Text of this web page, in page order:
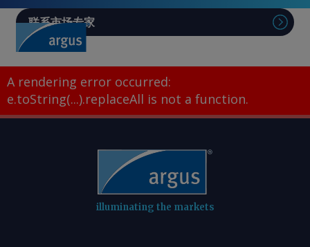
联系市场专家
A rendering error occurred:
e.toString(...).replaceAll is not a function.
illuminating the markets